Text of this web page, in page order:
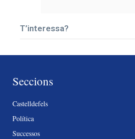
T’interessa?
Seccions
Castelldefels
Política
Successos